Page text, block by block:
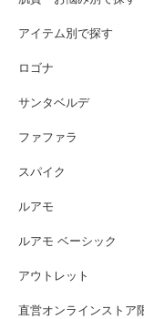
アイテム別で探す
ロゴナ
サンタベルデ
ファファラ
スパイク
ルアモ
ルアモ ベーシック
アウトレット
直営オンラインストア